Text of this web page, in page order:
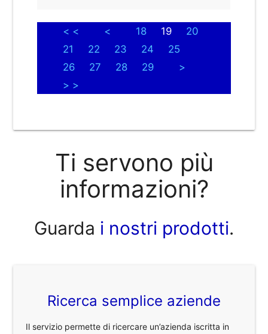
< < < 18 19
20
21
22 23 24
25
26
27 28 29
>
> >
Ti servono più
informazioni?
Guarda i nostri prodotti.
Ricerca semplice aziende
Il servizio permette di ricercare un’azienda iscritta in